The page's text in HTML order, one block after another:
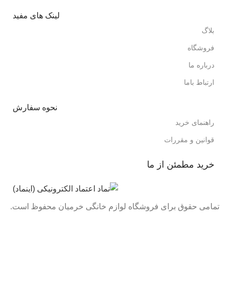
لینک های مفید
بلاگ
فروشگاه
درباره ما
ارتباط باما
نحوه سفارش
راهنمای خرید
قوانین و مقررات
خرید مطمئن از ما
تمامی حقوق برای فروشگاه لوازم خانگی خرمیان محفوظ است.